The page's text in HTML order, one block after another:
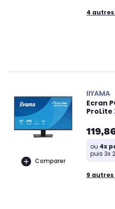
4
Comparer
IIYAMA
Ecran
ProLite
ou 4x
puis 3x
9